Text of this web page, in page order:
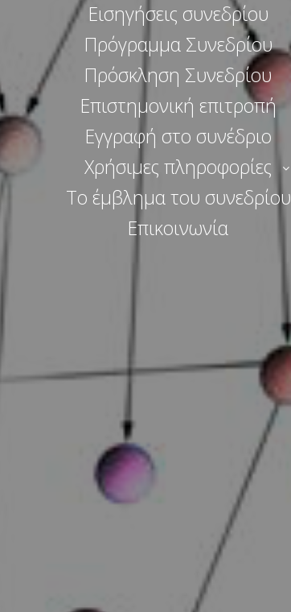
Εισηγήσεις συνεδρίου
Πρόγραμμα Συνεδρίου
Πρόσκληση Συνεδρίου
Επιστημονική επιτροπή
Εγγραφή στο συνέδριο
Χρήσιμες πληροφορίες
Το έμβλημα του συνεδρίου
Επικοινωνία